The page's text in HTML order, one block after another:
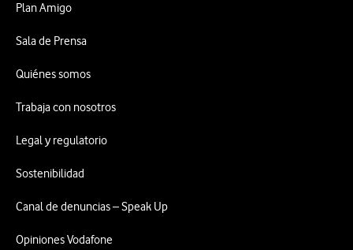
Plan Amigo
Sala de Prensa
Quiénes somos
Trabaja con nosotros
Legal y regulatorio
Sostenibilidad
Canal de denuncias – Speak Up
Opiniones Vodafone